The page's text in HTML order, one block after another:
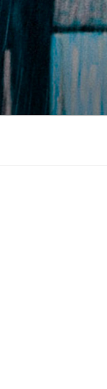
para
o
conteúdo